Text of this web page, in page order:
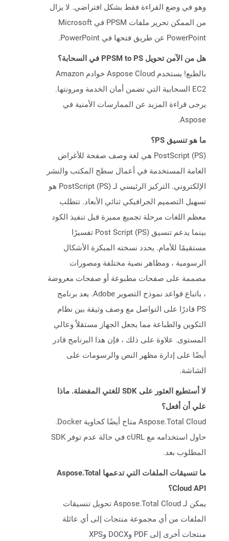
وهو في وضع القراءة فقط بشكل افتراضي. لا يزال
من الممكن تحرير ملفات PPSM في Microsoft
PowerPoint عن طريق فتحها في PowerPoint.
هل من الآمن تحويل PPSM to PS في السحابة؟
بالطبع! يستخدم Aspose Cloud خوادم Amazon
EC2 السحابية التي تضمن أمان الخدمة ومرونتها.
يرجى قراءة المزيد عن الممارسات الأمنية في
Aspose.
ما هو تنسيق PS؟
PostScript (PS) هي لغة وصف صفحة للأغراض
العامة المستخدمة في أعمال سطح المكتب والنشر
الإلكتروني. التركيز الرئيسي لـ PostScript (PS) هو
تسهيل التصميم الجرافيكي ثنائي الأبعاد. تتطلب
معظم اللغات مرحلة تجميع مميزة قبل تنفيذ الكود
بينما يدعم تنسيق Post Script (PS) تفسيرًا
مستقيمًا للأمام. يحدد نسخته المبكرة الأشكال
الرسومية ، ومظاهر نصية مختلفة ومصورات
مصممة على صفحات مطبوعة أو صفحات معروضة
، باتباع قواعد نموذج التصوير Adobe. يعد برنامج
PS قادرًا على التواصل مع وصف وثيقة بين نظام
التكوين والطباعة مما يجعل الجهاز مستقلاً وعالي
المستوى. علاوة على ذلك ، فإن هذا البرنامج قادر
أيضًا على إدارة مظهر النص والرسومات على
الشاشة.
لا أستطيع العثور على SDK للغتي المفضلة. ماذا
علي أن أفعل؟
Aspose.Total Cloud متاح أيضًا كحاوية Docker.
حاول استخدامه مع cURL في حالة عدم توفر SDK
المطلوب بعد.
ما تنسيقات الملفات التي تدعمها Aspose.Total
Cloud API؟
يمكن لـ Aspose.Total Cloud تحويل تنسيقات
الملفات من أي مجموعة منتجات إلى أي عائلة
منتجات أخرى إلى PDF وDOCX وXPS